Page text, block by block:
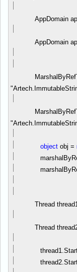
AppDomain
AppDomain
"
"
object obj =
Thread thread1
Thread